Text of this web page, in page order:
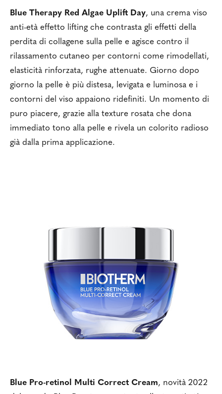
Blue Therapy Red Algae Uplift Day, una crema viso
anti-età effetto lifting che contrasta gli effetti della
perdita di collagene sulla pelle e agisce contro il
rilassamento cutaneo per contorni come rimodellati,
elasticità rinforzata, rughe attenuate. Giorno dopo
giorno la pelle è più distesa, levigata e luminosa e i
contorni del viso appaiono ridefiniti. Un momento di
puro piacere, grazie alla texture rosata che dona
immediato tono alla pelle e rivela un colorito radioso
già dalla prima applicazione.
Blue Pro-retinol Multi Correct Cream, novità 2022